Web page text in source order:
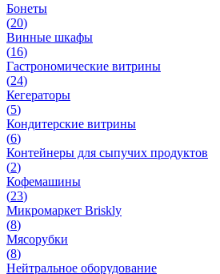
Бонеты
(20)
Винные шкафы
(16)
Гастрономические витрины
(24)
Кегераторы
(5)
Кондитерские витрины
(6)
Контейнеры для сыпучих продуктов
(2)
Кофемашины
(23)
Микромаркет Briskly
(8)
Мясорубки
(8)
Нейтральное оборудование